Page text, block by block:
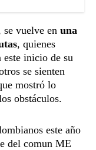
se vuelve en una
, quienes
este inicio de su
se sienten
mostró lo
obstáculos.
este año
del comun ME